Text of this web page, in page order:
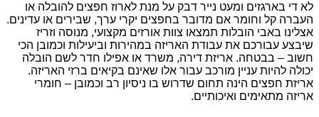
לא די בארגזים ומעט נייר דבק על מנת לארוז חפצים להובלה או
העברה קל וחומר אם מדובר בחפצים יקרי ערך, שבירים או עדינים.
אצלינו באבי הובלות תמצאו צוות אורזים מקצועי, מנוסה וזריז
שיבצע עבורכם את עבודת האריזה במהירות וביעילות וכמובן הכי
חשוב – בבטחה. אריזת דירה, משרד או אפילו חדר לשם הובלה
יכולה להיות עניין מורכב עבור אלו שאינם בקיאים ברזי האריזה.
אריזת חפצים הינה תחום שדרוש בו ניסיון רב וכמובן – חומרי
אריזה מתאימים ואיכותיים.